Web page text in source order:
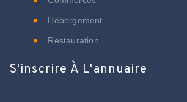
Hébergement
Restauration
S'inscrire À L'annuaire